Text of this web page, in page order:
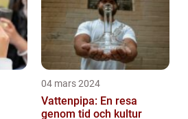
04 mars 2024
Vattenpipa: En resa
genom tid och kultur